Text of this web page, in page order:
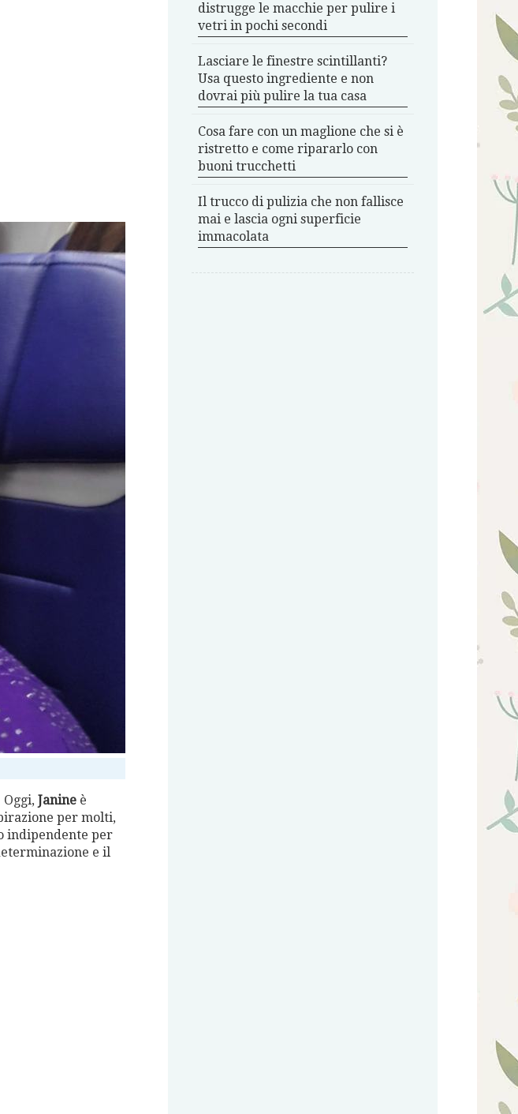
Janine è
per molti,
indipendente per
e il
distrugge le macchie per pulire i
vetri in pochi secondi
Lasciare le finestre scintillanti?
Usa questo ingrediente e non
dovrai più pulire la tua casa
Cosa fare con un maglione che si è
ristretto e come ripararlo con
buoni trucchetti
Il trucco di pulizia che non fallisce
mai e lascia ogni superficie
immacolata